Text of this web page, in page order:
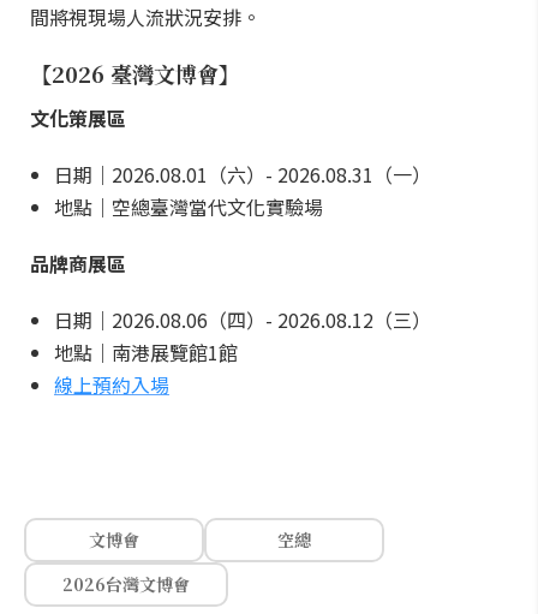
間將視現場人流狀況安排。
【2026 臺灣文博會】
文化策展區
日期｜2026.08.01（六）- 2026.08.31（一）
地點｜空總臺灣當代文化實驗場
品牌商展區
日期｜2026.08.06（四）- 2026.08.12（三）
地點｜南港展覽館1館
線上預約入場
文博會
空總
2026台灣文博會